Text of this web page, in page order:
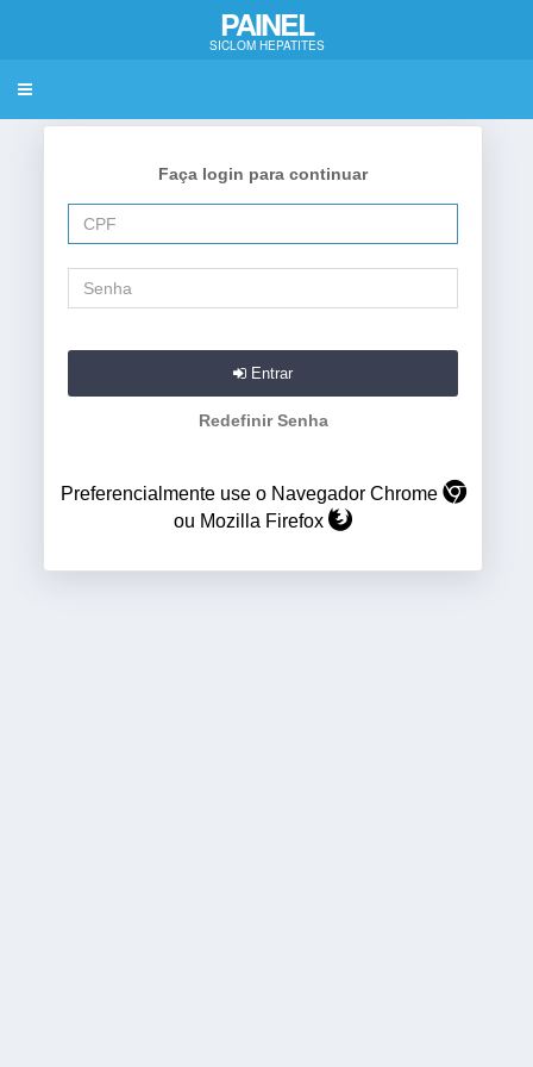
PAINEL
SICLOM HEPATITES
Toggle
Faça login para continuar
Entrar
Redefinir Senha
Preferencialmente use o Navegador Chrome
ou Mozilla Firefox